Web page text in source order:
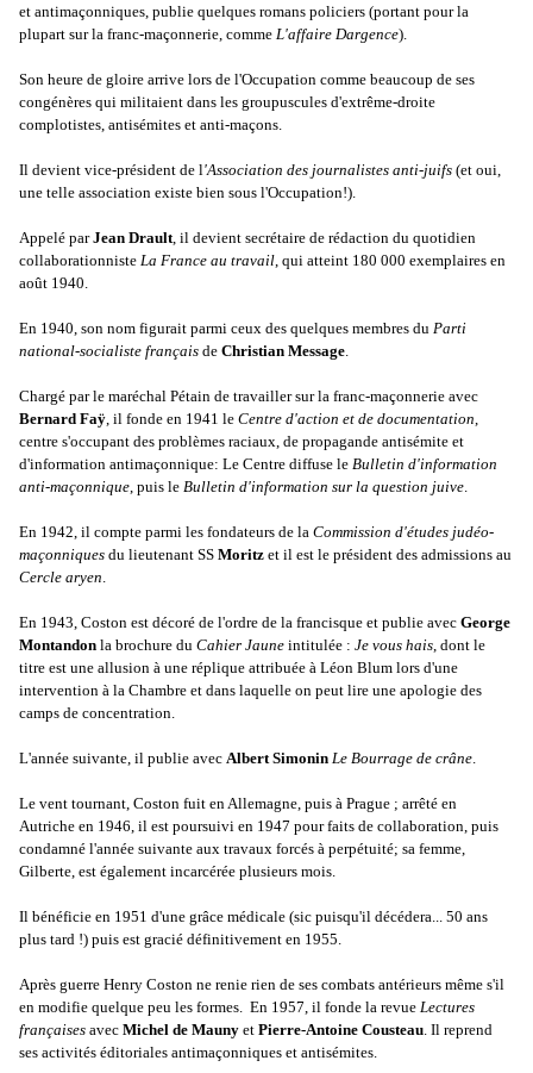
et antimaçonniques, publie quelques romans policiers (portant pour la
plupart sur la franc-maçonnerie, comme L'affaire Dargence).
Son heure de gloire arrive lors de l'Occupation comme beaucoup de ses
congénères qui militaient dans les groupuscules d'extrême-droite
complotistes, antisémites et anti-maçons.
Il devient vice-président de l'Association des journalistes anti-juifs (et oui,
une telle association existe bien sous l'Occupation!).
Appelé parJean Drault, il devient secrétaire de rédaction du quotidien
collaborationniste La France au travail, qui atteint 180 000 exemplaires en
août 1940.
En 1940, son nom figurait parmi ceux des quelques membres du Parti
national-socialiste français de Christian Message.
Chargé par le maréchal Pétain de travailler sur la franc-maçonnerie avec
Bernard Faÿ, il fonde en 1941 le Centre d'action et de documentation,
centre s'occupant des problèmes raciaux, de propagande antisémite et
d'information antimaçonnique: Le Centre diffuse le Bulletin d'information
anti-maçonnique, puis le Bulletin d'information sur la question juive.
En 1942, il compte parmi les fondateurs de la Commission d'études judéo-
maçonniques du lieutenant SS Moritz et il est le président des admissions au
Cercle aryen.
En 1943, Coston est décoré de l'ordre de la francisque et publie avec George
Montandon la brochure du Cahier Jaune intitulée : Je vous hais, dont le
titre est une allusion à une réplique attribuée à Léon Blum lors d'une
intervention à la Chambre et dans laquelle on peut lire une apologie des
camps de concentration.
L'année suivante, il publie avec Albert Simonin Le Bourrage de crâne.
Le vent tournant, Coston fuit en Allemagne, puis à Prague ; arrêté en
Autriche en 1946, il est poursuivi en 1947 pour faits de collaboration, puis
condamné l'année suivante aux travaux forcés à perpétuité; sa femme,
Gilberte, est également incarcérée plusieurs mois.
Il bénéficie en 1951 d'une grâce médicale (sic puisqu'il décédera... 50 ans
plus tard !) puis est gracié définitivement en 1955.
Après guerre Henry Coston ne renie rien de ses combats antérieurs même s'il
en modifie quelque peu les formes. En 1957, il fonde la revue Lectures
françaises avec Michel de Mauny et Pierre-Antoine Cousteau. Il reprend
ses activités éditoriales antimaçonniques et antisémites.